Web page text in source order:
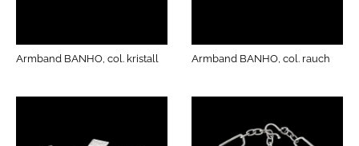
Armband BANHO, col. kristall Armband BANHO, col. rauch